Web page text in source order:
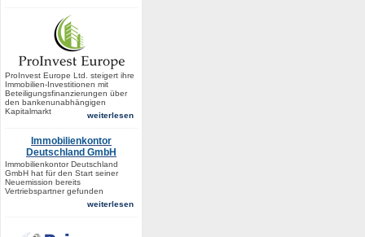
ProInvest Europe Ltd. steigert ihre
Immobilien-Investitionen mit
Beteiligungsfinanzierungen über
den bankenunabhängigen
Kapitalmarkt
weiterlesen
Immobilienkontor
Deutschland GmbH
Immobilienkontor Deutschland
GmbH hat für den Start seiner
Neuemission bereits
Vertriebspartner gefunden
weiterlesen